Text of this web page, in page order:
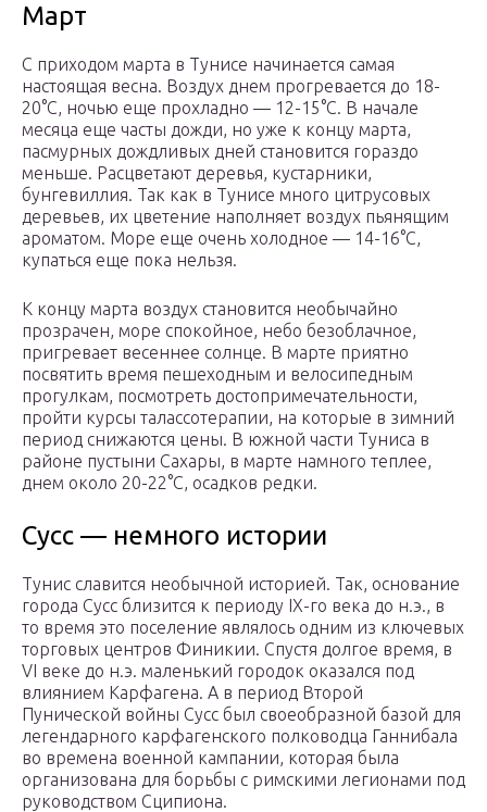
Март
С приходом марта в Тунисе начинается самая
настоящая весна. Воздух днем прогревается до 18-
20°С, ночью еще прохладно — 12-15°С. В начале
месяца еще часты дожди, но уже к концу марта,
пасмурных дождливых дней становится гораздо
меньше. Расцветают деревья, кустарники,
бунгевиллия. Так как в Тунисе много цитрусовых
деревьев, их цветение наполняет воздух пьянящим
ароматом. Море еще очень холодное — 14-16°С,
купаться еще пока нельзя.
К концу марта воздух становится необычайно
прозрачен, море спокойное, небо безоблачное,
пригревает весеннее солнце. В марте приятно
посвятить время пешеходным и велосипедным
прогулкам, посмотреть достопримечательности,
пройти курсы талассотерапии, на которые в зимний
период снижаются цены. В южной части Туниса в
районе пустыни Сахары, в марте намного теплее,
днем около 20-22°С, осадков редки.
Сусс — немного истории
Тунис славится необычной историей. Так, основание
города Сусс близится к периоду IX-го века до н.э., в
то время это поселение являлось одним из ключевых
торговых центров Финикии. Спустя долгое время, в
VI веке до н.э. маленький городок оказался под
влиянием Карфагена. А в период Второй
Пунической войны Сусс был своеобразной базой для
легендарного карфагенского полководца Ганнибала
во времена военной кампании, которая была
организована для борьбы с римскими легионами под
руководством Сципиона.